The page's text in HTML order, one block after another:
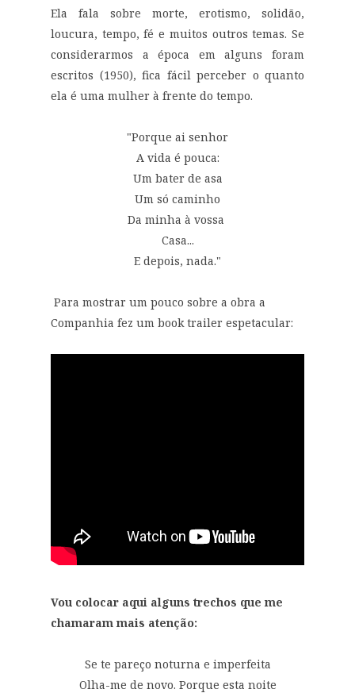
Ela fala sobre morte, erotismo, solidão,
loucura, tempo, fé e muitos outros temas. Se
considerarmos a época em alguns foram
escritos (1950), fica fácil perceber o quanto
ela é uma mulher à frente do tempo.
"Porque ai senhor
A vida é pouca:
Um bater de asa
Um só caminho
Da minha à vossa
Casa...
E depois, nada."
Para mostrar um pouco sobre a obra a
Companhia fez um book trailer espetacular:
Vou colocar aqui alguns trechos que me
chamaram mais atenção:
Se te pareço noturna e imperfeita
Olha-me de novo. Porque esta noite